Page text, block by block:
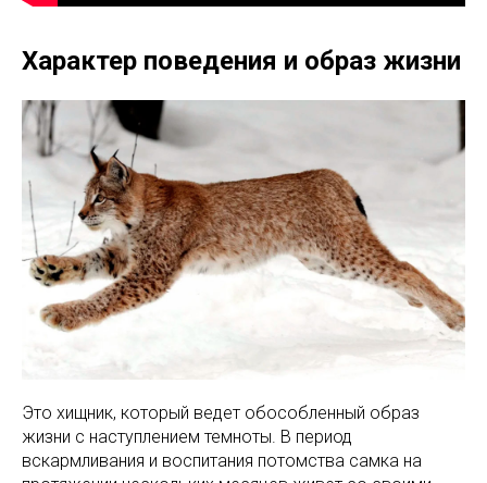
Характер поведения и образ жизни
Это хищник, который ведет обособленный образ
жизни с наступлением темноты. В период
вскармливания и воспитания потомства самка на